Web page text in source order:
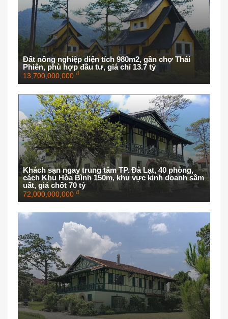
Đất nông nghiệp diện tích 980m2, gần chợ Thái
Phiên, phù hợp đầu tư, giá chỉ 13.7 tỷ
13,700,000,000 đ
Khách sạn ngay trung tâm TP. Đà Lạt, 40 phòng,
cách Khu Hòa Bình 150m, khu vực kinh doanh sầm
uất, giá chốt 70 tỷ
72,000,000,000 đ